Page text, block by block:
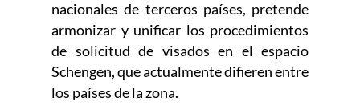
nacionales de terceros países, pretende
armonizar y unificar los procedimientos
de solicitud de visados en el espacio
Schengen, que actualmente difieren entre
los países de la zona.